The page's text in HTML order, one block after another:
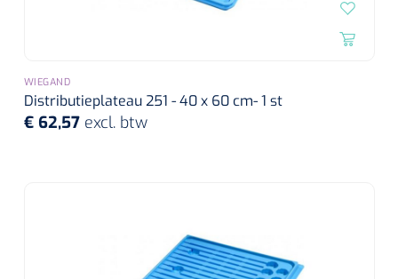
WIEGAND
Distributieplateau 251 - 40 x 60 cm- 1 st
€ 62,57 excl. btw